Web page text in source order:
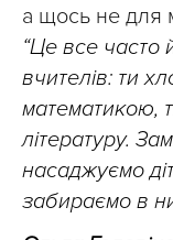
а щось не для
“Це все часто
вчителів: ти
математикою,
літературу.
насаджуємо
забираємо в